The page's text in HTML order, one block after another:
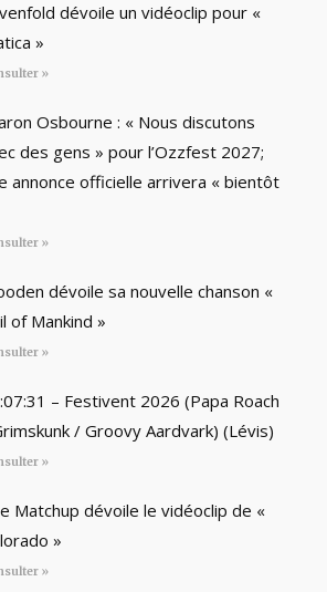
dévoile un vidéoclip pour «
»
»
Osbourne : « Nous discutons
des gens » pour l’Ozzfest 2027;
annonce officielle arrivera « bientôt
»
dévoile sa nouvelle chanson «
of Mankind »
»
– Festivent 2026 (Papa Roach
/ Groovy Aardvark) (Lévis)
»
Matchup dévoile le vidéoclip de «
»
»